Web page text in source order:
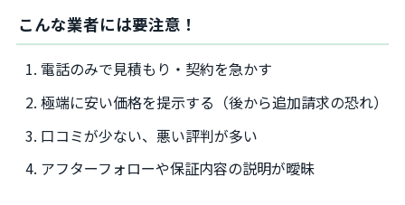
こんな業者には要注意！
電話のみで見積もり・契約を急かす
極端に安い価格を提示する（後から追加請求の恐れ）
口コミが少ない、悪い評判が多い
アフターフォローや保証内容の説明が曖昧